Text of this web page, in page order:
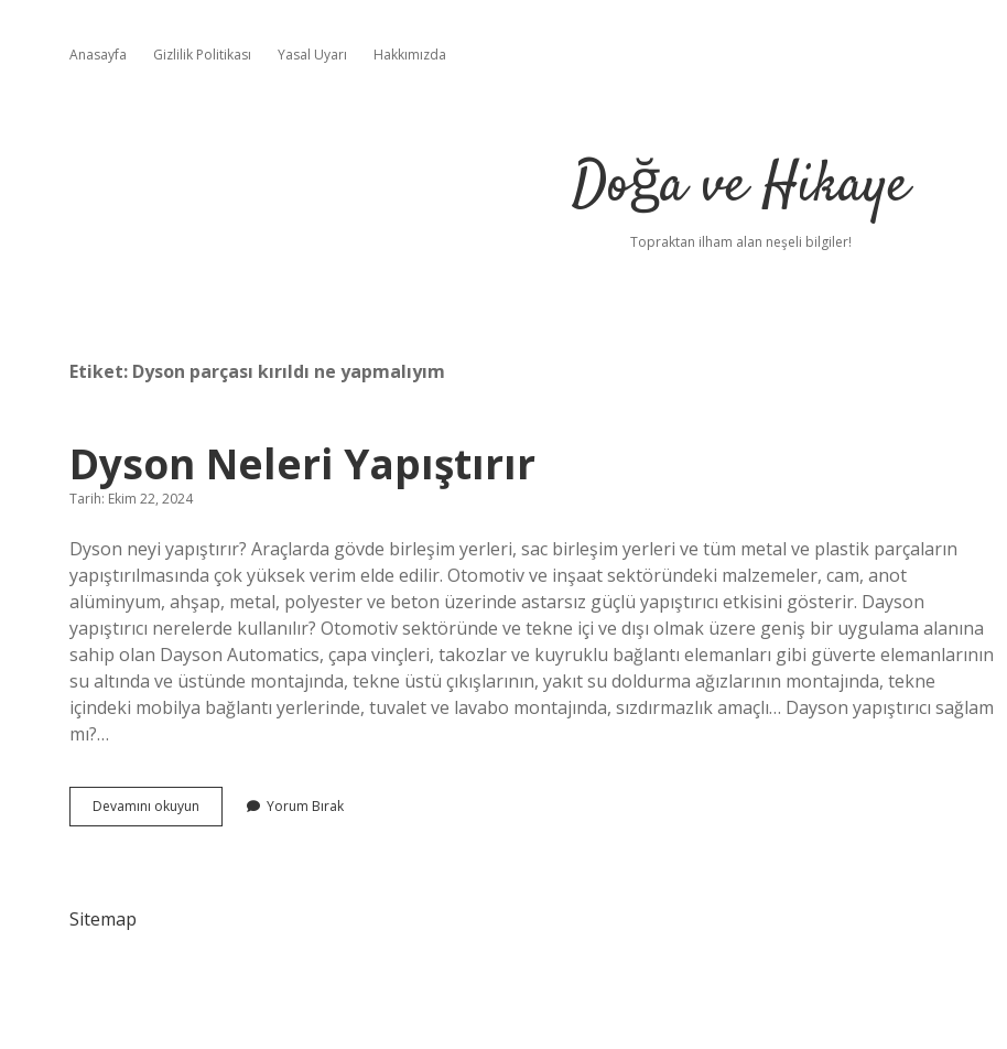
Anasayfa Gizlilik Politikası Yasal Uyarı Hakkımızda
Doğa ve Hikaye
Topraktan ilham alan neşeli bilgiler!
Etiket: Dyson parçası kırıldı ne yapmalıyım
Dyson Neleri Yapıştırır
Tarih: Ekim 22, 2024
Dyson neyi yapıştırır? Araçlarda gövde birleşim yerleri, sac birleşim yerleri ve tüm metal ve plastik parçaların
yapıştırılmasında çok yüksek verim elde edilir. Otomotiv ve inşaat sektöründeki malzemeler, cam, anot
alüminyum, ahşap, metal, polyester ve beton üzerinde astarsız güçlü yapıştırıcı etkisini gösterir. Dayson
yapıştırıcı nerelerde kullanılır? Otomotiv sektöründe ve tekne içi ve dışı olmak üzere geniş bir uygulama alanına
sahip olan Dayson Automatics, çapa vinçleri, takozlar ve kuyruklu bağlantı elemanları gibi güverte elemanlarının
su altında ve üstünde montajında, tekne üstü çıkışlarının, yakıt su doldurma ağızlarının montajında, tekne
içindeki mobilya bağlantı yerlerinde, tuvalet ve lavabo montajında, sızdırmazlık amaçlı… Dayson yapıştırıcı sağlam
mı?…
Devamını okuyun
Neleri
Yorum Bırak
Sitemap